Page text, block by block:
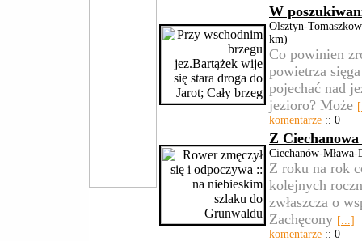
W
Olsztyn-
km)
Co powinien
powietrza
pojechać nad
jezioro? Może
komentarze :: 0
Z
Ciechanów-
Z roku na rok
kolejnych
zwłaszcza o
Zachęcony [...]
komentarze :: 0